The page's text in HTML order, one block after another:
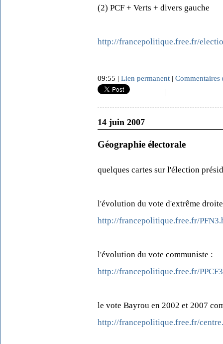
(2) PCF + Verts + divers gauche
http://francepolitique.free.fr/
09:55 | Lien permanent | Commentaires
|
14 juin 2007
Géographie électorale
quelques cartes sur l'élection
l'évolution du vote d'extrême
http://francepolitique.free.fr/
l'évolution du vote communiste :
http://francepolitique.free.fr/
le vote Bayrou en 2002 et 2007
http://francepolitique.free.fr/